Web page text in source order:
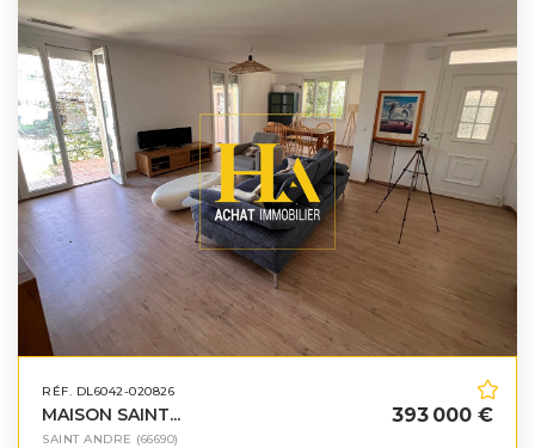
RÉF. DL6042-020826
MAISON SAINT...
SAINT ANDRE (66690)
393 000 €